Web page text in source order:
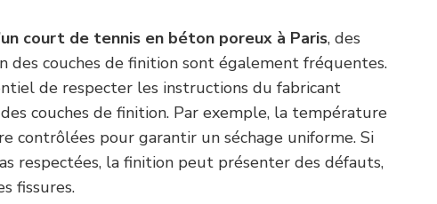
court de tennis en béton poreux à Paris, des
des couches de finition sont également fréquentes.
de respecter les instructions du fabricant
couches de finition. Par exemple, la température
contrôlées pour garantir un séchage uniforme. Si
respectées, la finition peut présenter des défauts,
fissures.